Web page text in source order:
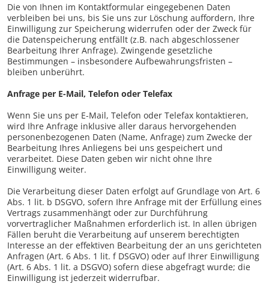
Die von Ihnen im Kontaktformular eingegebenen Daten
verbleiben bei uns, bis Sie uns zur Löschung auffordern, Ihre
Einwilligung zur Speicherung widerrufen oder der Zweck für
die Datenspeicherung entfällt (z.B. nach abgeschlossener
Bearbeitung Ihrer Anfrage). Zwingende gesetzliche
Bestimmungen – insbesondere Aufbewahrungsfristen –
bleiben unberührt.
Anfrage per E-Mail, Telefon oder Telefax
Wenn Sie uns per E-Mail, Telefon oder Telefax kontaktieren,
wird Ihre Anfrage inklusive aller daraus hervorgehenden
personenbezogenen Daten (Name, Anfrage) zum Zwecke der
Bearbeitung Ihres Anliegens bei uns gespeichert und
verarbeitet. Diese Daten geben wir nicht ohne Ihre
Einwilligung weiter.
Die Verarbeitung dieser Daten erfolgt auf Grundlage von Art. 6
Abs. 1 lit. b DSGVO, sofern Ihre Anfrage mit der Erfüllung eines
Vertrags zusammenhängt oder zur Durchführung
vorvertraglicher Maßnahmen erforderlich ist. In allen übrigen
Fällen beruht die Verarbeitung auf unserem berechtigten
Interesse an der effektiven Bearbeitung der an uns gerichteten
Anfragen (Art. 6 Abs. 1 lit. f DSGVO) oder auf Ihrer Einwilligung
(Art. 6 Abs. 1 lit. a DSGVO) sofern diese abgefragt wurde; die
Einwilligung ist jederzeit widerrufbar.